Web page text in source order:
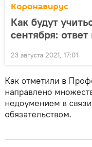
Коронавирус
Как будут
сентября:
23 августа 2021, 17:01
Как отметили в
направлено
недоумением в
обязательством.